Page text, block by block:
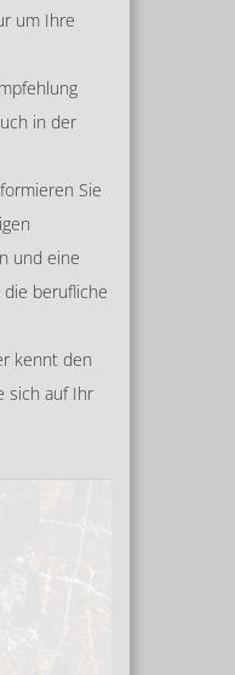
um Ihre
in der
Sie
und eine
berufliche
kennt den
sich auf Ihr